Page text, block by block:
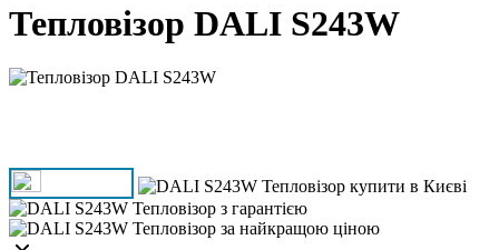
Тепловізор DALI S243W